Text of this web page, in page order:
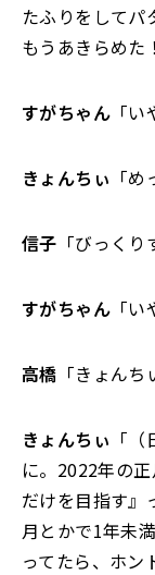
たふりをしてパ
もうあきらめた
すがちゃん 「
きょんちぃ 「
信子 「びっくり
すがちゃん 「
高橋 「きょんち
きょんちぃ 「
に。2022年の
だけを目指す』
月とかで1年未
ってたら、ホン